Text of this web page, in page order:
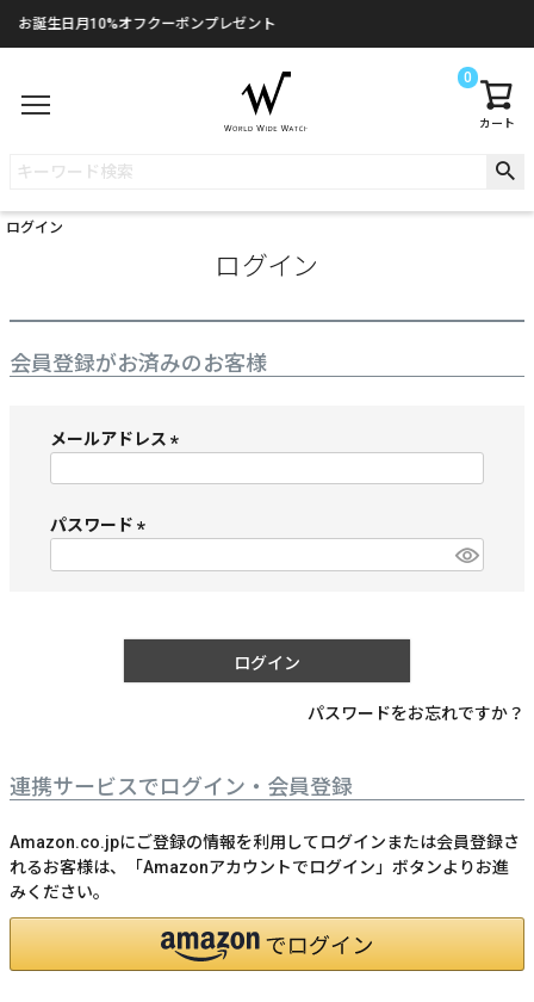
お誕生日月10%オフクーポンプレゼント
カート
0
ログイン
ログイン
会員登録がお済みのお客様
メールアドレス
)
パスワード
ログイン
パスワードをお忘れですか？
連携サービスでログイン・会員登録
Amazon.co.jpにご登録の情報を利用してログインまたは会員登録さ
れるお客様は、「Amazonアカウントでログイン」ボタンよりお進
みください。